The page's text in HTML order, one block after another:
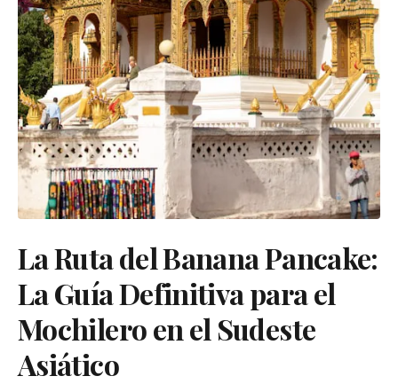
La Ruta del Banana Pancake:
La Guía Definitiva para el
Mochilero en el Sudeste
Asiático